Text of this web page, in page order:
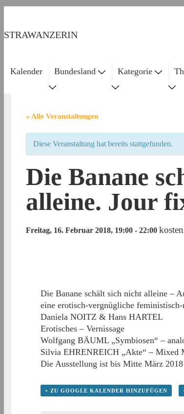
Inhalt
STRAWANZERIN
Kalender Bundesland Kategorie
« Alle Veranstaltungen
Diese Veranstaltung hat bereits stattgefunden.
Die Banane
alleine. Jour
Freitag, 16. Februar 2018, 19:00 - 22:00
Die Banane schält sich nicht alleine –
eine erotisch-vergnügliche
Daniela NOITZ & Hans HARTEL
Erotisches – Vernissage
Wolfgang BÄUML „Symbiosen“ –
Silvia EHRENREICH „Akte“ – Mixed
Die Ausstellung ist bis Mitte März
+ ZU GOOGLE KALENDER HINZUFÜGEN